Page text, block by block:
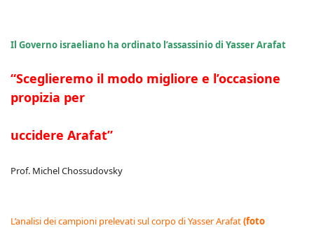
Il Governo israeliano ha ordinato l’assassinio di Yasser Arafat
“Sceglieremo il modo migliore e l’occasione
propizia per
uccidere Arafat”
Prof. Michel Chossudovsky
L’analisi dei campioni prelevati sul corpo di Yasser Arafat(foto